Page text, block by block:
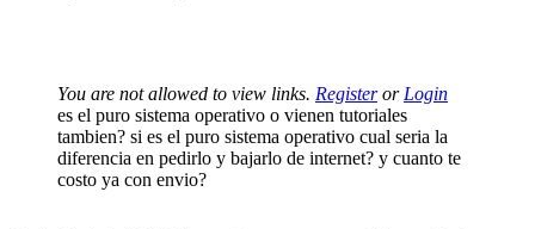
You are not allowed to view links. Registeror Login
es el puro sistema operativo o vienen tutoriales
tambien? si es el puro sistema operativo cual seria la
diferencia en pedirlo y bajarlo de internet? y cuanto te
costo ya con envio?